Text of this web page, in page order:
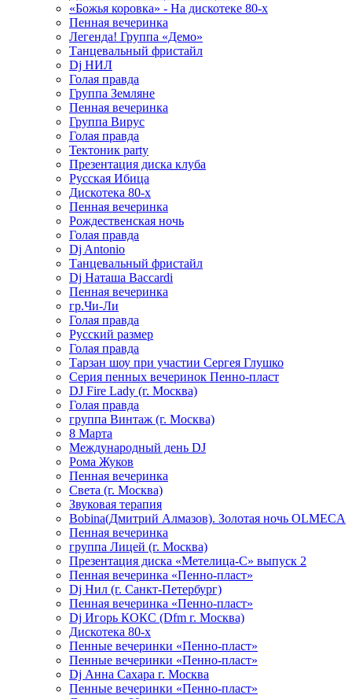
«Божья коровка» - На дискотеке 80-х
Пенная вечеринка
Легенда! Группа «Демо»
Танцевальный фристайл
Dj НИЛ
Голая правда
Группа Земляне
Пенная вечеринка
Группа Вирус
Голая правда
Тектоник party
Презентация диска клуба
Русская Ибица
Дискотека 80-х
Пенная вечеринка
Рождественская ночь
Голая правда
Dj Antonio
Танцевальный фристайл
Dj Наташа Baccardi
Пенная вечеринка
гр.Чи-Ли
Голая правда
Русский размер
Голая правда
Тарзан шоу при участии Сергея Глушко
Серия пенных вечеринок Пенно-пласт
DJ Fire Lady (г. Москва)
Голая правда
группа Винтаж (г. Москва)
8 Марта
Международный день DJ
Рома Жуков
Пенная вечеринка
Света (г. Москва)
Звуковая терапия
Bobina(Дмитрий Алмазов). Золотая ночь OLMECA
Пенная вечеринка
группа Лицей (г. Москва)
Презентация диска «Метелица-С» выпуск 2
Пенная вечеринка «Пенно-пласт»
Dj Нил (г. Санкт-Петербург)
Пенная вечеринка «Пенно-пласт»
Dj Игорь КОКС (Dfm г. Москва)
Дискотека 80-х
Пенные вечеринки «Пенно-пласт»
Пенные вечеринки «Пенно-пласт»
Dj Анна Сахара г. Москва
Пенные вечеринки «Пенно-пласт»